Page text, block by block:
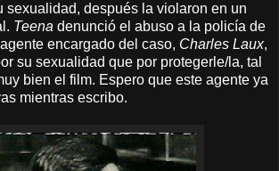
sexualidad, después la violaron en un
Teena denunció el abuso a la policía de
encargado del caso, Charles Laux,
su sexualidad que por protegerle/la, tal
bien el film. Espero que este agente ya
mientras escribo.